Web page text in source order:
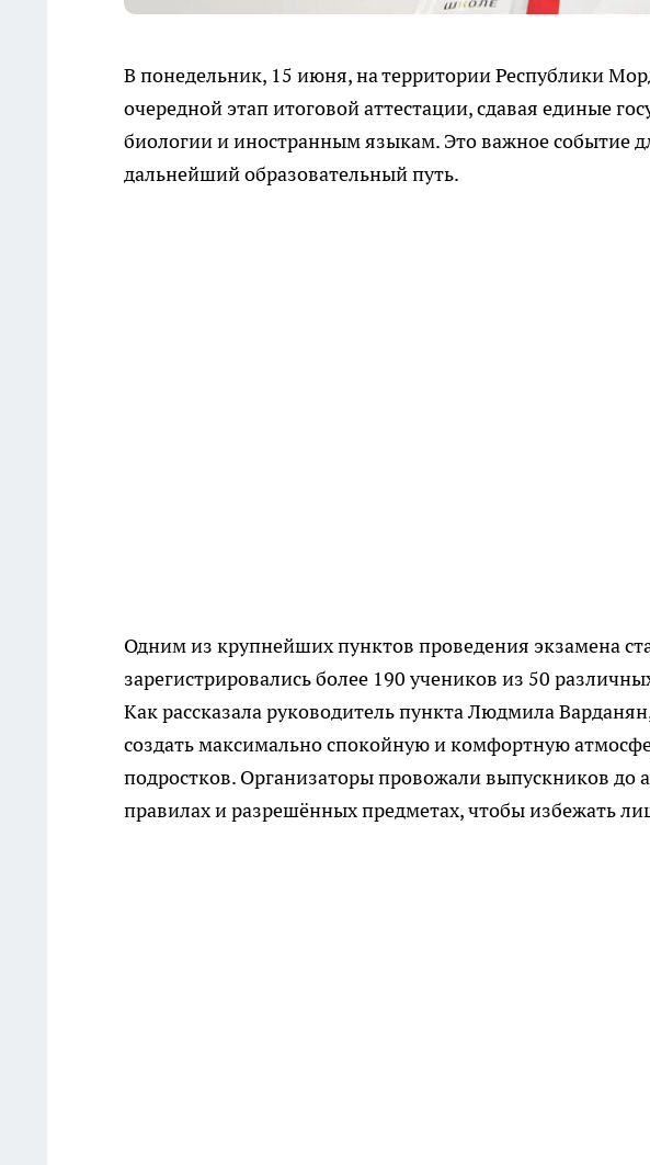
В понедельник, 15 июня, на территории Республики
очередной этап итоговой аттестации, сдавая единые
биологии и иностранным языкам. Это важное событие
дальнейший образовательный путь.
Одним из крупнейших пунктов проведения экзамена
зарегистрировались более 190 учеников из 50
Как рассказала руководитель пункта Людмила
создать максимально спокойную и комфортную
подростков. Организаторы провожали выпускников до
правилах и разрешённых предметах, чтобы избежать